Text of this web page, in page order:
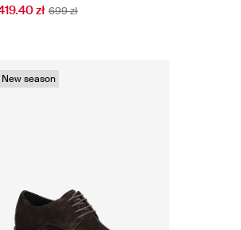
zł 699 zł
New season